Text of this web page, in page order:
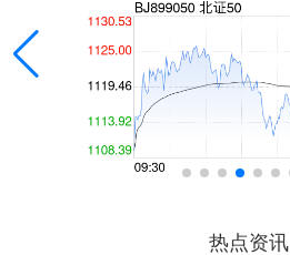
热点资讯